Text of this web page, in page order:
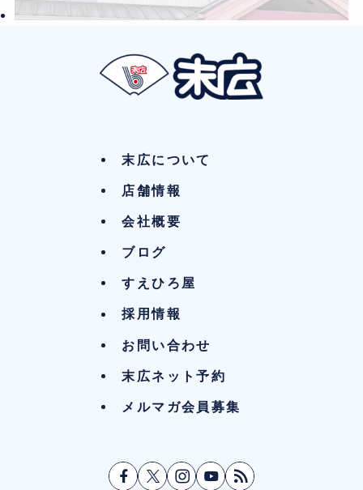
末広について
店舗情報
会社概要
ブログ
すえひろ屋
採用情報
お問い合わせ
末広ネット予約
メルマガ会員募集